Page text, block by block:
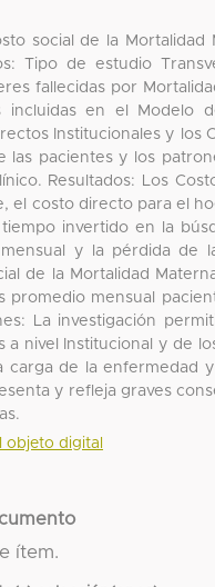
social de la
Tipo de estudio
fallecidas por
incluidas en el Modelo
Institucionales y los
las pacientes y los
Resultados: Los
el costo directo para el
invertido en la
y la pérdida de
de la Mortalidad
promedio mensual
La investigación
a nivel Institucional y de
carga de la enfermedad
y refleja graves
objeto digital
ítem.